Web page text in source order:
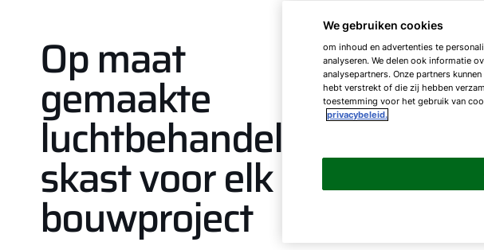
Op maat
gemaakte
luchtbehandeling
skast voor elk
bouwproject
We gebruiken cookies
om inhoud en advertenties te
analyseren. We delen ook informatie
analysepartners. Onze partners
hebt verstrekt of die zij hebben
toestemming voor het gebruik van
privacybeleid.